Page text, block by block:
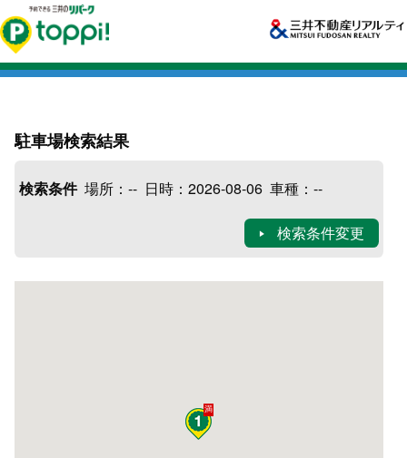
駐車場検索結果
検索条件場所： --日時： 2026-08-06車種： --
検索条件変更
満